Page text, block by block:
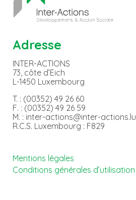
Adresse
INTER-ACTIONS
73, côte d’Eich
L-1450 Luxembourg
T. : (00352) 49 26 60
F. : (00352) 49 26 59
M. : inter-actions@inter-actions.lu
R.C.S. Luxembourg : F829
Mentions légales
Conditions générales d’utilisation